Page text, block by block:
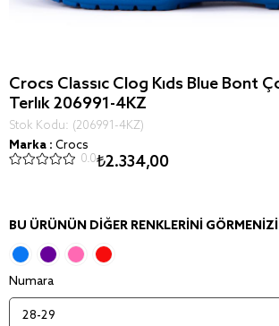
Crocs Classic Clog Kids Blue Bont
Terlik 206991-4KZ
Stok Kodu
(206991-4KZ)
Marka : Crocs
0.0₺2.334,00
BU ÜRÜNÜN DIĞER RENKLERINI
Numara